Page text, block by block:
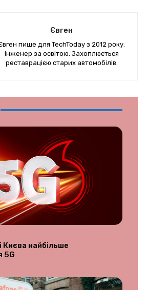
Євген
пише для TechToday з 2012 року.
Інженер за освітою. Захоплюється
реставрацією старих автомобілів.
Києва найбільше
5G